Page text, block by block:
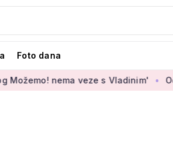
Foto dana
nema veze s Vladinim' Od učenja